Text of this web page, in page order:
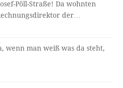
Pöll-Straße! Da wohnten
der…
wenn man weiß was da steht,